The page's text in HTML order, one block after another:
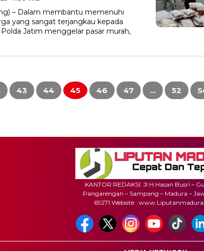
– Dalam membantu memenuhi
yang sangat terjangkau kepada
Jatim menggelar pasar murah,
43 44 45 46 47 … 52
KANTOR REDAKSI: Jl H.Hasan Busri –
Pangarengan – Sampang – Madura –
69271 Website :